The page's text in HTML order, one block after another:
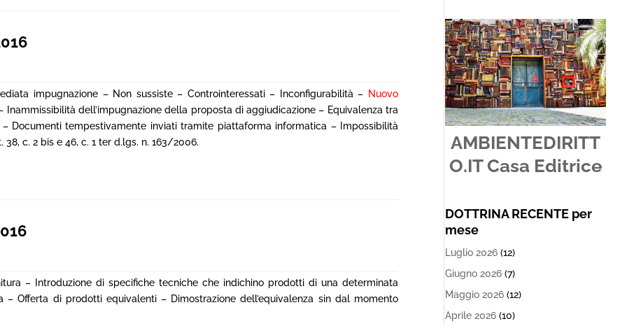
impugnazione – Non sussiste – Controinteressati – Inconfigurabilità – Nuovo
Inammissibilità dell’impugnazione della proposta di aggiudicazione – Equivalenza tra
Documenti tempestivamente inviati tramite piattaforma informatica – Impossibilità
c. 2 bis e 46, c. 1 ter d.lgs. n. 163/2006.
– Introduzione di specifiche tecniche che indichino prodotti di una determinata
– Offerta di prodotti equivalenti – Dimostrazione dell’equivalenza sin dal momento
AMBIENTEDIRITT
O.IT Casa Editrice
DOTTRINA RECENTE per
mese
Luglio 2026 (12)
Giugno 2026 (7)
Maggio 2026 (12)
Aprile 2026 (10)